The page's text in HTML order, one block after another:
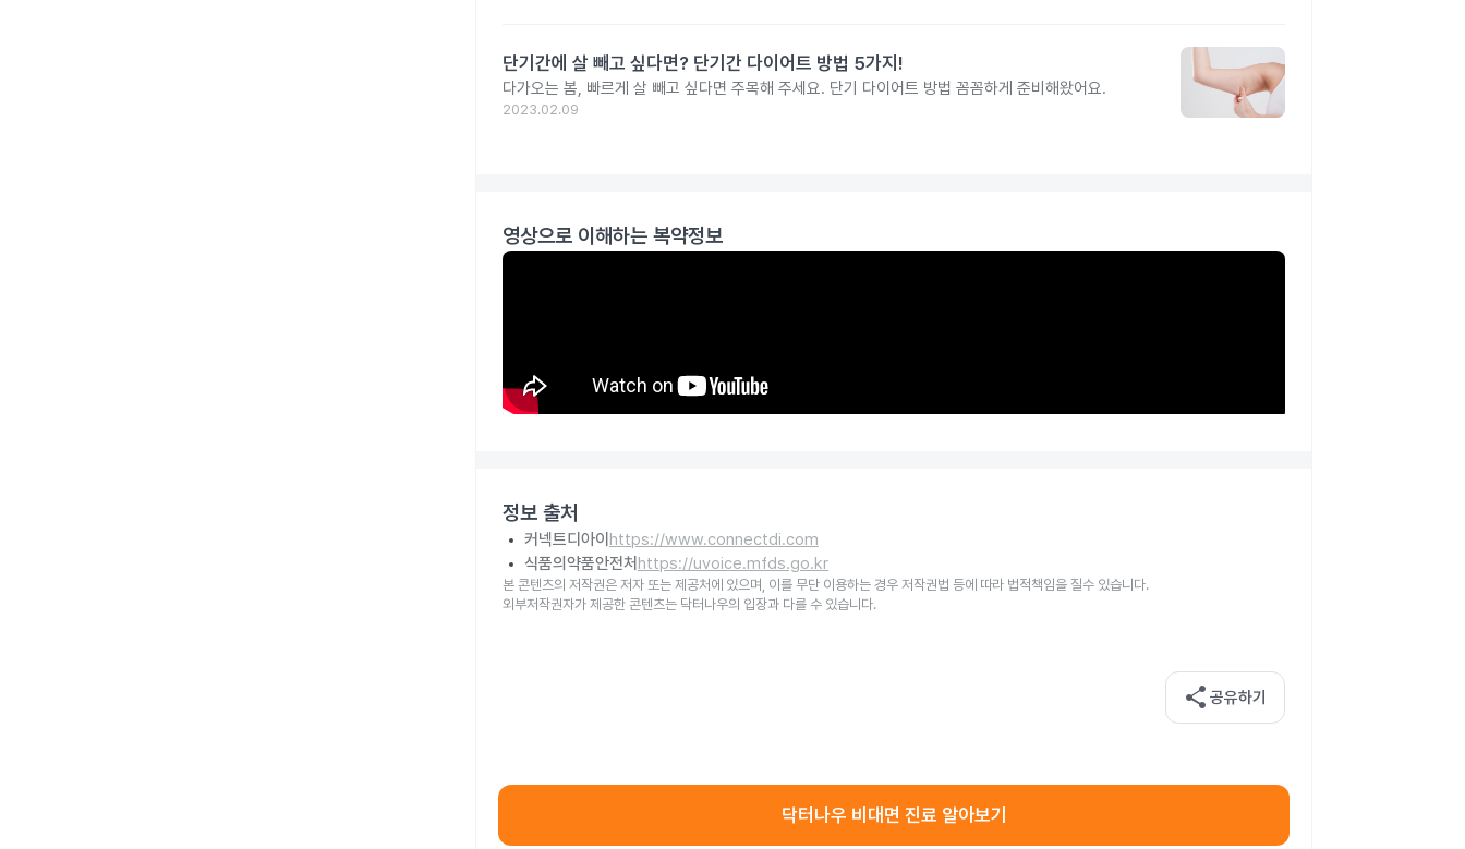
단기간에 살 빼고 싶다면? 단기간 다이어트 방법 5가지!
다가오는 봄, 빠르게 살 빼고 싶다면 주목해 주세요. 단기 다이어트 방법 꼼꼼하게 준비해왔어요.
2023.02.09
영상으로 이해하는 복약정보
정보 출처
커넥트디아이 https://www.connectdi.com
식품의약품안전처 https://uvoice.mfds.go.kr
본 콘텐츠의 저작권은 저자 또는 제공처에 있으며, 이를 무단 이용하는 경우 저작권법 등에 따라 법적책임을 질수 있습니다.
외부저작권자가 제공한 콘텐츠는 닥터나우의 입장과 다를 수 있습니다.
share 공유하기
닥터나우 비대면 진료 알아보기